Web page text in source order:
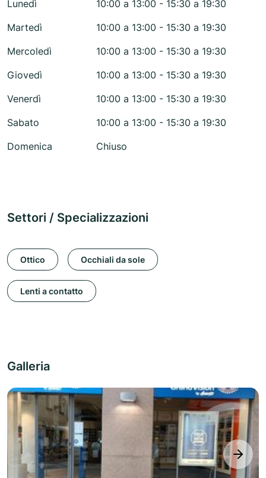
Lunedì
10:00 a 13:00 - 15:30 a 19:30
Martedì
10:00 a 13:00 - 15:30 a 19:30
Mercoledì
10:00 a 13:00 - 15:30 a 19:30
Giovedì
10:00 a 13:00 - 15:30 a 19:30
Venerdì
10:00 a 13:00 - 15:30 a 19:30
Sabato
10:00 a 13:00 - 15:30 a 19:30
Domenica
Chiuso
Settori / Specializzazioni
Ottico Occhiali da sole
Lenti a contatto
Galleria
next